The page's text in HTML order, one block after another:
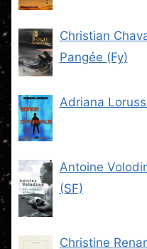
Christian
Pangée (Fy)
Adriana
Antoine
(SF)
Christine